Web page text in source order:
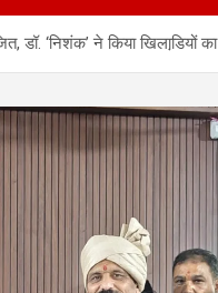
डॉ. ‘निशंक’ ने किया खिलाडि़यों